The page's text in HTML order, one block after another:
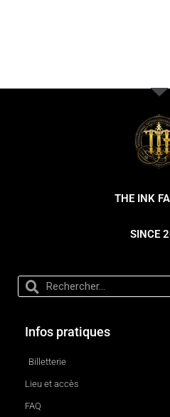
THE INK
SINCE
Infos pratiques
Billetterie
Lieu et accès
FAQ